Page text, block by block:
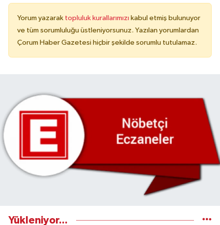
Yorum yazarak topluluk kurallarımızı kabul etmiş bulunuyor
ve tüm sorumluluğu üstleniyorsunuz. Yazılan yorumlardan
Çorum Haber Gazetesi hiçbir şekilde sorumlu tutulamaz.
Yükleniyor...